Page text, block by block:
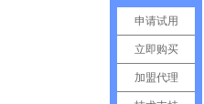
申请试用
立即购买
加盟代理